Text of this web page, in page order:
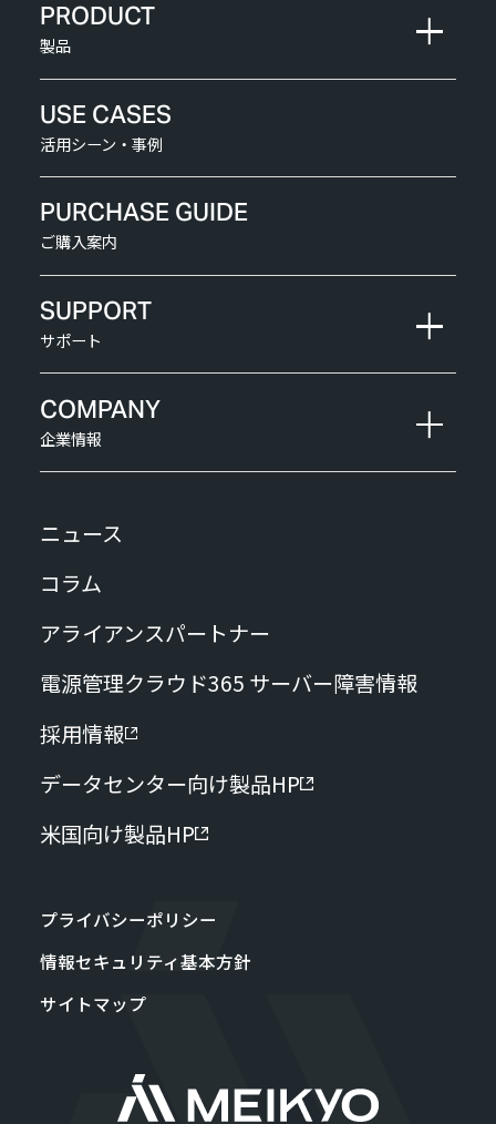
PRODUCT
製品
USE CASES
活用シーン・事例
PURCHASE GUIDE
ご購入案内
SUPPORT
サポート
COMPANY
企業情報
ニュース
コラム
アライアンスパートナー
電源管理クラウド365 サーバー障害情報
採用情報
データセンター向け製品HP
米国向け製品HP
プライバシーポリシー
情報セキュリティ基本方針
サイトマップ